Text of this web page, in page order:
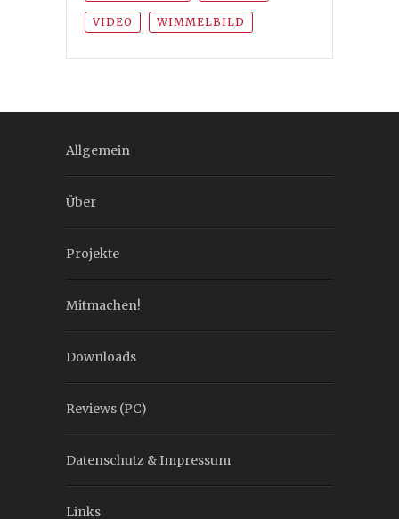
VIDEO WIMMELBILD
Allgemein
Über
Projekte
Mitmachen!
Downloads
Reviews (PC)
Datenschutz & Impressum
Links